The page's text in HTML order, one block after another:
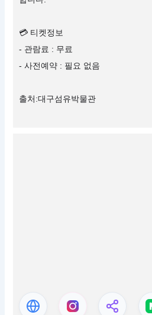
💳 티켓정보
- 관람료 : 무료
- 사전예약 : 필요 없음
출처:대구섬유박물관